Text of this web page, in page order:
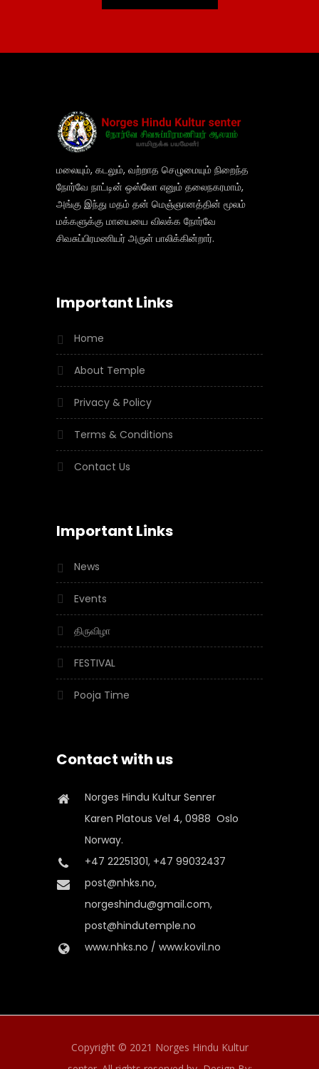
மலையும், கடலும், வற்றாத செழுமையும் நிறைந்த
நோர்வே நாட்டின் ஒஸ்லோ எனும் தலைநகரமாம்,
அங்கு இந்து மதம் தன் மெஞ்ஞானத்தின் மூலம்
மக்களுக்கு மாயையை விலக்க நோர்வே
சிவசுப்பிரமணியர் அருள் பாலிக்கின்றார்.
Important Links
Home
About Temple
Privacy & Policy
Terms & Conditions
Contact Us
Important Links
News
Events
திருவிழா
FESTIVAL
Pooja Time
Contact with us
Norges Hindu Kultur Senrer
Karen Platous Vel 4, 0988 Oslo
Norway.
+47 22251301, +47 99032437
post@nhks.no,
norgeshindu@gmail.com,
post@hindutemple.no
www.nhks.no / www.kovil.no
Copyright © 2021 Norges Hindu Kultur